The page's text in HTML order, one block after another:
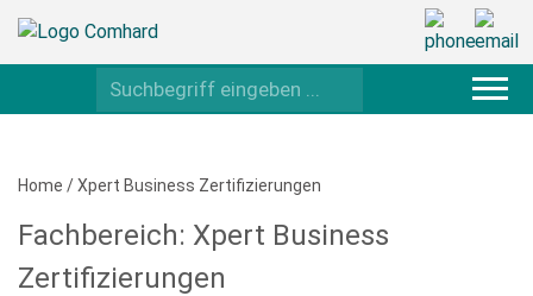
Home /Xpert Business Zertifizierungen
Fachbereich: Xpert Business
Zertifizierungen